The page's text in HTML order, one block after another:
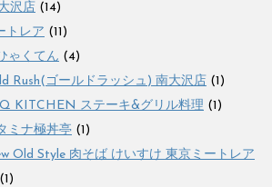
沢店 (14)
トレア (11)
ゃくてん (4)
Rush(ゴールドラッシュ) 南大沢店 (1)
KITCHEN ステーキ&グリル料理 (1)
ミナ極丼亭 (1)
Old Style 肉そば けいすけ 東京ミートレア
(1)